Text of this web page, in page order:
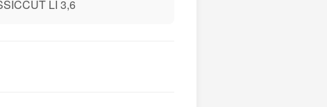
LI 3,6